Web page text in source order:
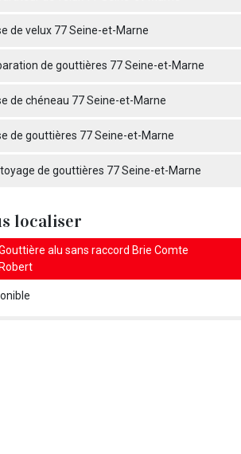
de velux 77 Seine-et-Marne
de gouttières 77 Seine-et-Marne
de chéneau 77 Seine-et-Marne
de gouttières 77 Seine-et-Marne
de gouttières 77 Seine-et-Marne
localiser
alu sans raccord Brie Comte
Robert